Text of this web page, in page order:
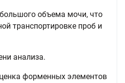
объема мочи, что
транспортировке проб и
анализа.
форменных элементов